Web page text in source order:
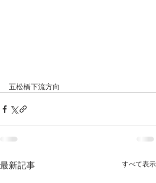
五松橋下流方向
最新記事 すべて表示